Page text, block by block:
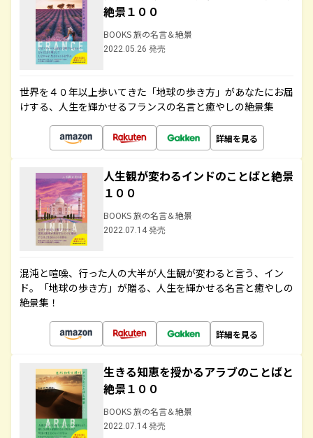
絶景１００
BOOKS 旅の名言＆絶景
2022.05.26 発売
世界を４０年以上歩いてきた「地球の歩き方」があなたにお届
けする、人生を輝かせるフランスの名言と癒やしの絶景集
詳細を見る
人生観が変わるインドのことばと絶景
１００
BOOKS 旅の名言＆絶景
2022.07.14 発売
混沌と喧噪、行った人の大半が人生観が変わると言う、イン
ド。「地球の歩き方」が贈る、人生を輝かせる名言と癒やしの
絶景集！
詳細を見る
生きる知恵を授かるアラブのことばと
絶景１００
BOOKS 旅の名言＆絶景
2022.07.14 発売